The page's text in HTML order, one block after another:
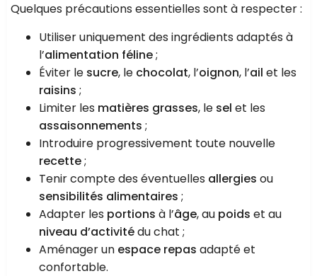
Quelques précautions essentielles sont à respecter :
Utiliser uniquement des ingrédients adaptés à
l’alimentation féline;
Éviter le sucre, le chocolat, l’oignon, l’ail et les
raisins ;
Limiter les matières grasses, le sel et les
assaisonnements ;
Introduire progressivement toute nouvelle
recette;
Tenir compte des éventuelles allergies ou
sensibilités alimentaires ;
Adapter les portions à l’âge, au poids et au
niveau d’activitédu chat ;
Aménager un espace repas adapté et
confortable.